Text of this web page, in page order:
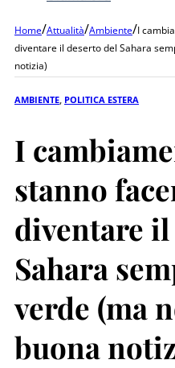
Home/Attualità/Ambiente/I
diventare il deserto del Sahara
notizia)
AMBIENTE POLITICA ESTERA
I
stanno
diventare
Sahara
verde (ma
buona